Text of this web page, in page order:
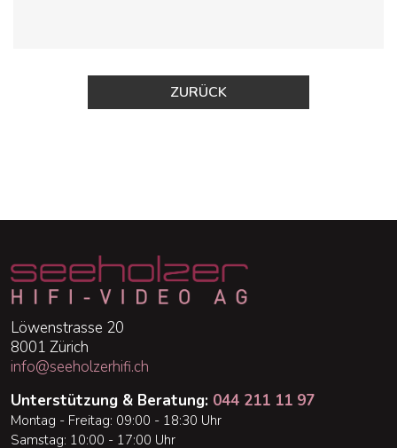
ZURÜCK
Löwenstrasse 20
8001 Zürich
info@seeholzerhifi.ch
Unterstützung & Beratung: 044 211 11 97
Montag - Freitag: 09:00 - 18:30 Uhr
Samstag: 10:00 - 17:00 Uhr